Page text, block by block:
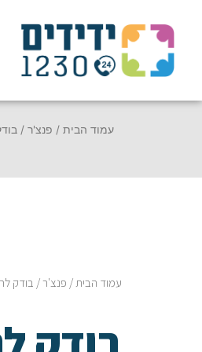
עמוד הבית / פנצ'ר /
עמוד הבית/ פנצ'ר/ בודק